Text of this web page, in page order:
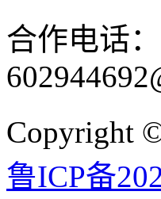
合作电话
Copyright
鲁ICP备